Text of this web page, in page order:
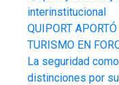
interinstitucional
QUIPORT
TURISMO EN
La seguridad
distinciones por